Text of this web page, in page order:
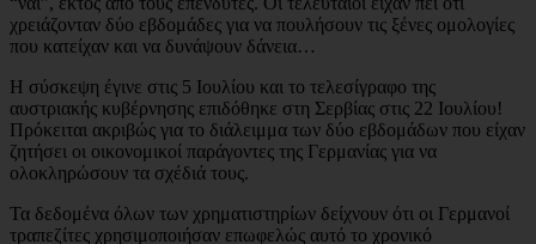
χρειάζονταν δύο εβδομάδες για να πουλήσουν τις ξένες ομολογίες
που κατείχαν και να δυνάψουν δάνεια…
Η σύσκεψη έγινε στις 5 Ιουλίου και το τελεσίγραφο της
αυστριακής κυβέρνησης επιδόθηκε στη Σερβίας στις 22 Ιουλίου!
Πρόκειται ακριβώς για το διάλειμμα των δύο εβδομάδων που είχαν
ζητήσει οι οικονομικοί παράγοντες της Γερμανίας για να
ολοκληρώσουν τα σχέδιά τους.
Τα δεδομένα όλων των χρηματιστηρίων δείχνουν ότι οι Γερμανοί
τραπεζίτες χρησιμοποιήσαν επωφελώς αυτό το χρονικό